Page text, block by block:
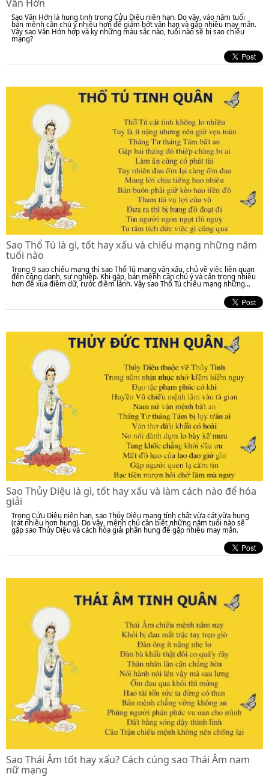
Vân Hớn
Sao Vân Hớn là hung tinh trong Cửu Diệu niên hạn. Do vậy, vào năm tuổi
bản mệnh cần chú ý nhiều hơn để giảm bớt vận hạn và gặp nhiều may mắn.
Vậy sao Vân Hớn hợp và kỵ những màu sắc nào, tuổi nào sẽ bị sao chiếu
mạng?
Sao Thổ Tú là gì, tốt hay xấu và chiếu mạng những năm
tuổi nào
Trong 9 sao chiếu mạng thì sao Thổ Tú mang vận xấu, chủ về việc liên quan
đến công danh, sự nghiệp. Khi gặp, bản mệnh cần chú ý và cẩn trọng nhiều
hơn để xua điềm dữ, rước điềm lành. Vậy sao Thổ Tú chiếu mạng những...
Sao Thủy Diệu là gì, tốt hay xấu và làm cách nào để hóa
giải
Trong Cửu Diệu niên hạn, sao Thủy Diệu mang tính chất vừa cát vừa hung
(cát nhiều hơn hung). Do vậy, mệnh chủ cần biết những năm tuổi nào sẽ
gặp sao Thủy Diệu và cách hóa giải phần hung để gặp nhiều may mắn.
Sao Thái Âm tốt hay xấu? Cách cúng sao Thái Âm nam
nữ mạng